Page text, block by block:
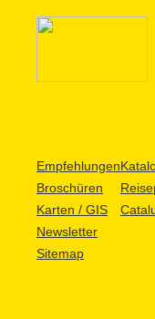
Empfehlungen
Broschüren
Karten / GIS
Newsletter
Sitemap